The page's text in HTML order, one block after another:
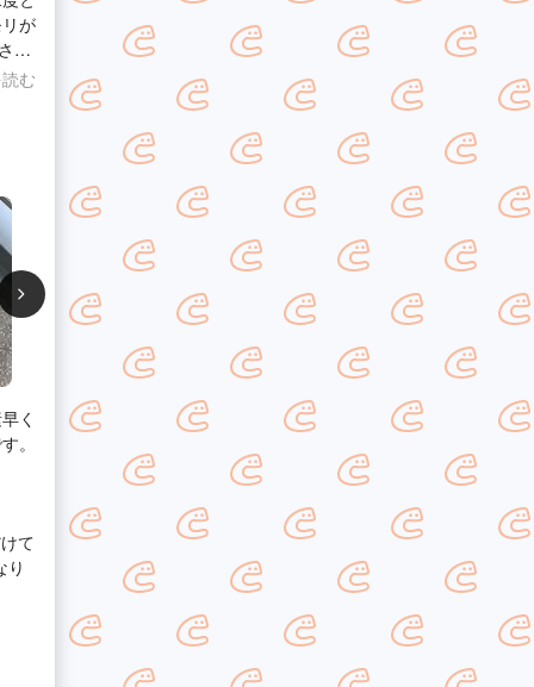
が
い
。
む
く
。
て
り